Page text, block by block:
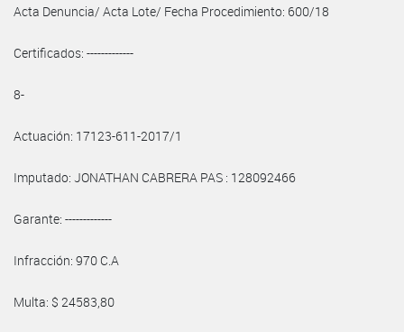
Acta Denuncia/ Acta Lote/ Fecha Procedimiento: 600/18
Certificados: -------------
8-
Actuación: 17123-611-2017/1
Imputado: JONATHAN CABRERA PAS : 128092466
Garante: -------------
Infracción: 970 C.A
Multa: $ 24583,80